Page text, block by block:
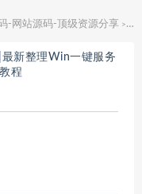
-网站源码-顶级资源分享 > 战
新整理Win一键服务
程